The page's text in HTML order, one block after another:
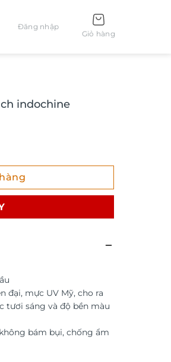
Đăng nhập
Giỏ hàng
indochine
TDT1403 số lượng
đại, mực UV Mỹ, cho ra
tươi sáng và độ bền màu
bám bụi, chống ẩm